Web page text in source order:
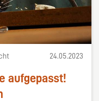
24.05.2023
aufgepasst!